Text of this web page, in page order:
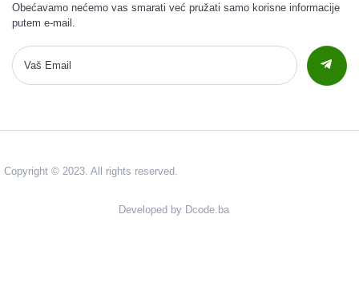
Obećavamo nećemo vas smarati već pružati samo korisne informacije
putem e-mail.
Copyright © 2023. All rights reserved.
Developed by Dcode.ba